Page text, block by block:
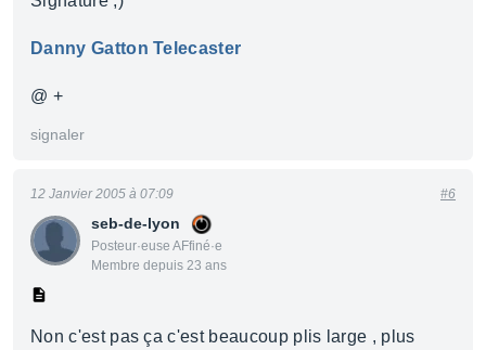
Danny Gatton Telecaster
@ +
signaler
seb-de-lyon
Posteur·euse AFfiné·e
Membre depuis 23 ans
12 Janvier 2005 à 07:09 #6
Non c'est pas ça c'est beaucoup plis large , plus